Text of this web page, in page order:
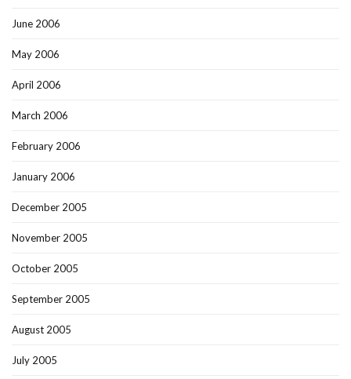
June 2006
May 2006
April 2006
March 2006
February 2006
January 2006
December 2005
November 2005
October 2005
September 2005
August 2005
July 2005